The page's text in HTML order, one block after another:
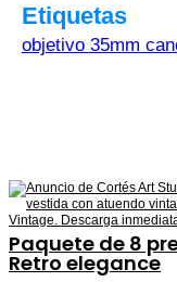
Etiquetas
objetivo 35mm
Paquete de 8
Retro elegance